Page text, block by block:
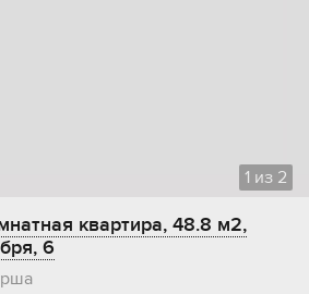
1 из 2
квартира, 48.8 м2,
6